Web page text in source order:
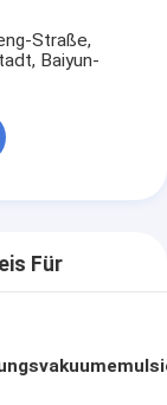
Straße,
Baiyun-
Für